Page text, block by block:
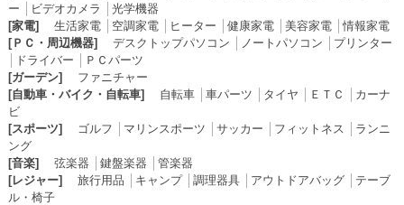
ー
ビデオカメラ
光学機器
[家電]
生活家電│ 空調家電│ ヒーター 健康家電│ 美容家電│情報家電
[ＰＣ・周辺機器]
デスクトップパソコン ノートパソコン
プリンター
ドライバー
ＰＣパーツ
[ガーデン]
ファニチャー
[自動車・バイク・自転車]
自転車│ 車パーツ タイヤ ＥＴＣ
カーナ
ビ
[スポーツ]
ゴルフ マリンスポーツ サッカー フィットネス
ランニ
ング
[音楽]
弦楽器 鍵盤楽器
管楽器
[レジャー]
旅行用品 キャンプ│ 調理器具│ アウトドアバッグ│ テーブ
ル・椅子